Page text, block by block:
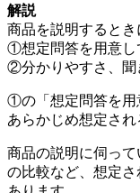
解説
商品を説明するとき
①想定問答を用意し
②分かりやすさ、聞
①の「想定問答を用
あらかじめ想定され
商品の説明に伺っ
の比較など、想定